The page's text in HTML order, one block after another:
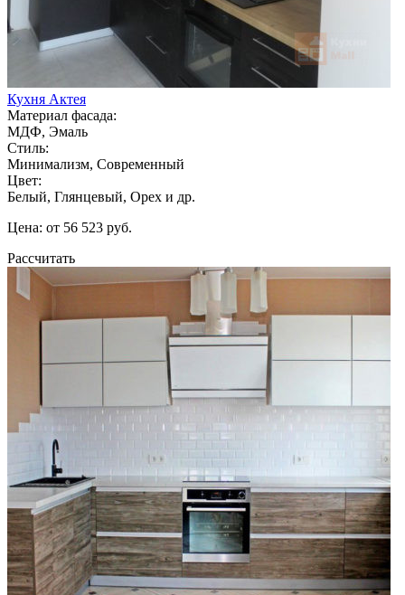
Кухня Актея
Материал фасада:
МДФ, Эмаль
Стиль:
Минимализм, Современный
Цвет:
Белый, Глянцевый, Орех и др.
Цена: от 56 523 руб.
Рассчитать